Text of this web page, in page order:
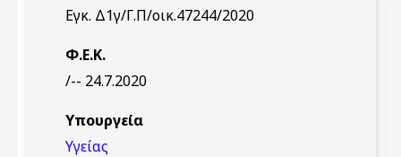
Εγκ. Δ1γ/Γ.Π/οικ.47244/2020
Φ.Ε.Κ.
/-- 24.7.2020
Υπουργεία
Υγείας